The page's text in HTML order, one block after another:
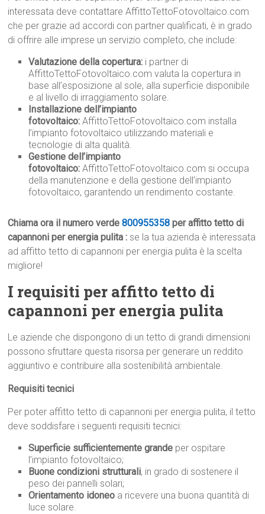
interessata deve contattare AffittoTettoFotovoltaico.com
che per grazie ad accordi con partner qualificati, è in grado
di offrire alle imprese un servizio completo, che include:
Valutazione della copertura: i partner di
AffittoTettoFotovoltaico.com valuta la copertura in
base all’esposizione al sole, alla superficie disponibile
e al livello di irraggiamento solare.
Installazione dell’impianto
fotovoltaico: AffittoTettoFotovoltaico.com installa
l’impianto fotovoltaico utilizzando materiali e
tecnologie di alta qualità.
Gestione dell’impianto
fotovoltaico: AffittoTettoFotovoltaico.com si occupa
della manutenzione e della gestione dell’impianto
fotovoltaico, garantendo un rendimento costante.
Chiama ora il numero verde800955358 per affitto tetto di
capannoni per energia pulita : se la tua azienda è interessata
ad affitto tetto di capannoni per energia pulita è la scelta
migliore!
I requisiti per affitto tetto di
capannoni per energia pulita
Le aziende che dispongono di un tetto di grandi dimensioni
possono sfruttare questa risorsa per generare un reddito
aggiuntivo e contribuire alla sostenibilità ambientale.
Requisiti tecnici
Per poter affitto tetto di capannoni per energia pulita, il tetto
deve soddisfare i seguenti requisiti tecnici:
Superficie sufficientemente grande per ospitare
l’impianto fotovoltaico;
Buone condizioni strutturali, in grado di sostenere il
peso dei pannelli solari;
Orientamento idoneo a ricevere una buona quantità di
luce solare.